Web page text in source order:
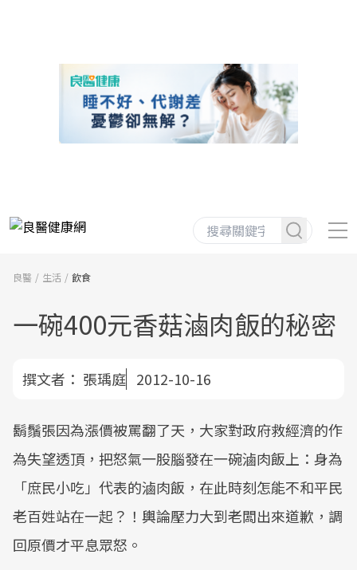
良醫 生活 飲食
一碗400元香菇滷肉飯的秘密
撰文者： 張瑀庭 2012-10-16
鬍鬚張因為漲價被罵翻了天，大家對政府救經濟的作
為失望透頂，把怒氣一股腦發在一碗滷肉飯上：身為
「庶民小吃」代表的滷肉飯，在此時刻怎能不和平民
老百姓站在一起？！輿論壓力大到老闆出來道歉，調
回原價才平息眾怒。